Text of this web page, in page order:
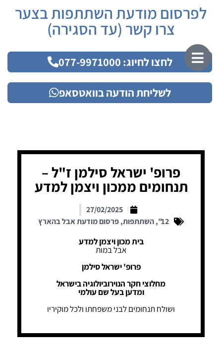
לפרסום מודעת השתתפות בצער
צרו קשר (עד הסגירה)
לחצו לחיוג: 077-9971000
לשליחת הודעה בוואטסאפ
פרופ' ישראל סילמן ז"ל –
תנחומים ממכון ויצמן למדע
27/02/2025
12"
,השתתפות,פרסום מודעת אבל בהארץ
בית מכון ויצמן למדע
אבל במות
פרופ' ישראל סילמן
מחלוצי חקר הנוירוביולוגיה בישראל
ומדען בעל שם עולמי
ושולח תנחומים לבני משפחתו ולכל מוקיריו